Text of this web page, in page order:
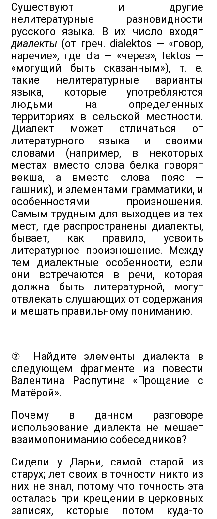
Существуют и другие
нелитературные разновидности
русского языка. В их число входят
диалекты (от греч. dialektos — «говор,
наречие», где dia — «через», lektos —
«могущий быть сказанным»), т. е.
такие нелитературные варианты
языка, которые употребляются
людьми на определенных
территориях в сельской местности.
Диалект может отличаться от
литературного языка и своими
словами (например, в некоторых
местах вместо слова белка говорят
векша, а вместо слова пояс —
гашник), и элементами грамматики, и
особенностями произношения.
Самым трудным для выходцев из тех
мест, где распространены диалекты,
бывает, как правило, усвоить
литературное произношение. Между
тем диалектные особенности, если
они встречаются в речи, которая
должна быть литературной, могут
отвлекать слушающих от содержания
и мешать правильному пониманию.
② Найдите элементы диалекта в
следующем фрагменте из повести
Валентина Распутина «Прощание с
Матёрой».
Почему в данном разговоре
использование диалекта не мешает
взаимопониманию собеседников?
Сидели у Дарьи, самой старой из
старух; лет своих в точности никто из
них не знал, потому что точность эта
осталась при крещении в церковных
записях, которые потом куда-то